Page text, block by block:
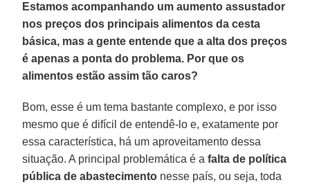
Estamos acompanhando um aumento assustador
nos preços dos principais alimentos da cesta
básica, mas a gente entende que a alta dos preços
é apenas a ponta do problema. Por que os
alimentos estão assim tão caros?
Bom, esse é um tema bastante complexo, e por isso
mesmo que é difícil de entendê-lo e, exatamente por
essa característica, há um aproveitamento dessa
situação. A principal problemática é afalta de política
pública de abastecimento nesse país, ou seja, toda